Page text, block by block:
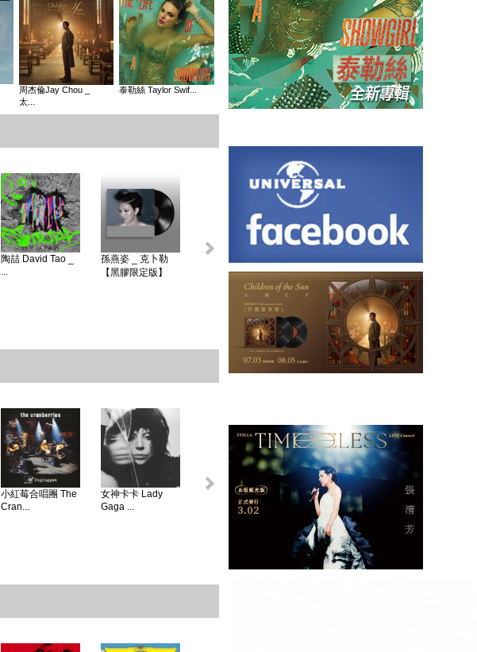
周杰倫Jay Chou _
太...
泰勒絲 Taylor Swif...
陶喆 David Tao _
...
孫燕姿 _ 克卜勒
【黑膠限定版】
小紅莓合唱團 The
Cran...
女神卡卡 Lady
Gaga ...
怪奇比莉 BILLIE
蘿兒 Lorde _ 聖女
莎賓娜卡本特
Sabrina ...